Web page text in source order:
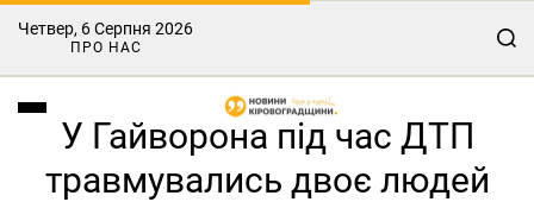
Четвер, 6 Серпня 2026
ПРО НАС
У Гайворона під час ДТП
травмувались двоє людей